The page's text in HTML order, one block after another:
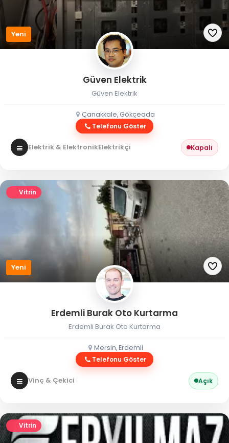
Yeni
Güven Elektrik
Güven Elektrik
Çanakkale, Gökçeada
Telefonu Göster
Elektrik & ElektronikElektrikçi Kapalı
Vitrin
Yeni
Erdemli Burak Oto Kurtarma
Erdemli Burak Oto Kurtarma
Mersin, Erdemli
Telefonu Göster
Vinç & Çekici Açık
Vitrin